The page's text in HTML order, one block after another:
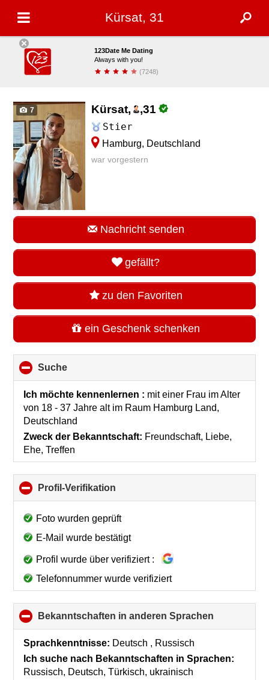
Kürsat, 31
123Date Me Dating
Always with you!
(7248)
7
Kürsat, ,31
Stier
Hamburg, Deutschland
war vorgestern
Nachricht senden
gefällt?
zu den Favoriten
ein Geschenk schenken
Suche
to
collapse
contents
Ich möchte kennenlernen : mit einer Frau im Alter
von 18 - 37 Jahre alt im Raum Hamburg Land,
Deutschland
Zweck der Bekanntschaft: Freundschaft, Liebe,
Ehe, Treffen
Profil-Verifikation
to
contents
Foto wurden geprüft
E-Mail wurde bestätigt
Profil wurde über verifiziert :
Telefonnummer wurde verifiziert
Bekanntschaften in anderen Sprachen
to
Sprachkenntnisse: Deutsch , Russisch
Ich suche nach Bekanntschaften in Sprachen:
Russisch, Deutsch, Türkisch, ukrainisch